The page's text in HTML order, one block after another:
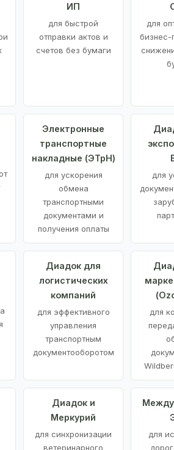
ИП
для быстрой
отправки актов и
счетов без бумаги
для
бизнес-
Электронные
транспортные
накладные (ЭТрН)
для ускорения
обмена
транспортными
документами и
получения оплаты
для
Диадок для
логистических
компаний
для эффективного
управления
транспортным
документооборотом
для
Диадок и
Меркурий
для синхронизации
ветеринарного
для